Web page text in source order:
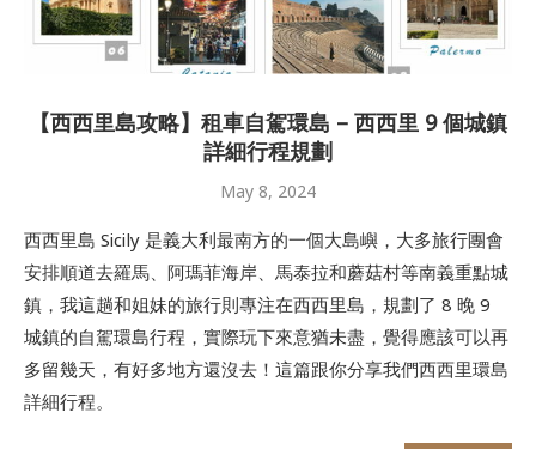
【西西里島攻略】租車自駕環島 – 西西里 9 個城鎮
詳細行程規劃
May 8, 2024
西西里島 Sicily 是義大利最南方的一個大島嶼，大多旅行團會
安排順道去羅馬、阿瑪菲海岸、馬泰拉和蘑菇村等南義重點城
鎮，我這趟和姐妹的旅行則專注在西西里島，規劃了 8 晚 9
城鎮的自駕環島行程，實際玩下來意猶未盡，覺得應該可以再
多留幾天，有好多地方還沒去！這篇跟你分享我們西西里環島
詳細行程。